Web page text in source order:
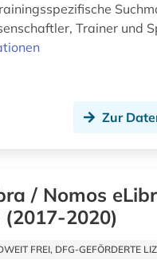
Trainer und
Zur
/ Nomos
(2017-2020)
FREI, DFG-GEFÖRDERTE